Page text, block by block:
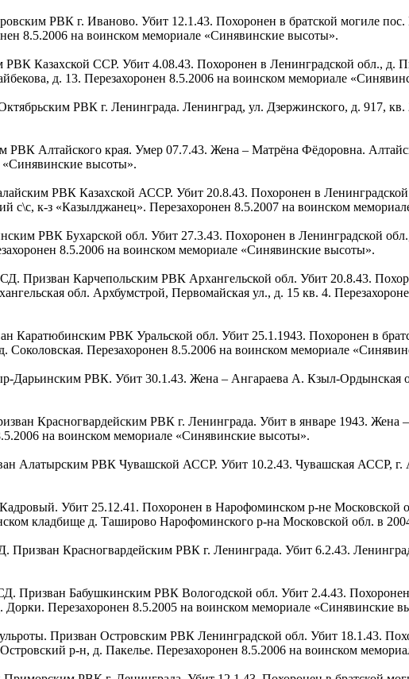
РВК г. Иваново. Убит 12.1.43. Похоронен в братской могиле
8.5.2006 на воинском мемориале «Синявинские высоты».
РВК Казахской ССР. Убит 4.08.43. Похоронен в Ленинградской обл., д.
д. 13. Перезахоронен 8.5.2006 на воинском мемориале
РВК г. Ленинграда. Ленинград, ул. Дзержинского, д. 917, кв.
РВК Алтайского края. Умер 07.7.43. Жена – Матрёна Фёдоровна.
высоты».
РВК Казахской АССР. Убит 20.8.43. Похоронен в
с\с, к-з «Казылджанец». Перезахоронен 8.5.2007 на воинском
РВК Бухарской обл. Убит 27.3.43. Похоронен в Ленинградской
8.5.2006 на воинском мемориале «Синявинские высоты».
Призван Карчепольским РВК Архангельской обл. Убит 20.8.43.
обл. Архбумстрой, Первомайская ул., д. 15 кв. 4.
Каратюбинским РВК Уральской обл. Убит 25.1.1943. Похоронен в
Перезахоронен 8.5.2006 на воинском мемориале
Дарьинским РВК. Убит 30.1.43. Жена – Ангараева А. Кзыл-Ордынская
Красногвардейским РВК г. Ленинграда. Убит в январе 1943. Жена
на воинском мемориале «Синявинские высоты».
Алатырским РВК Чувашской АССР. Убит 10.2.43. Чувашская АССР, г.
Убит 25.12.41. Похоронен в Нарофоминском р-не
кладбище д. Таширово Нарофоминского р-на Московской обл. в
Призван Красногвардейским РВК г. Ленинграда. Убит 6.2.43.
Призван Бабушкинским РВК Вологодской обл. Убит 2.4.43.
Перезахоронен 8.5.2005 на воинском мемориале «Синявинские
Призван Островским РВК Ленинградской обл. Убит 18.1.43.
р-н, д. Пакелье. Перезахоронен 8.5.2006 на воинском